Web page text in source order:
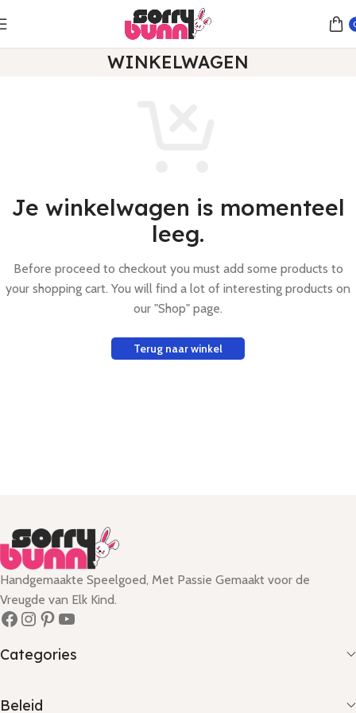
WINKELWAGEN
Je winkelwagen is momenteel
leeg.
Before proceed to checkout you must add some products to
your shopping cart. You will find a lot of interesting products on
our "Shop" page.
Terug naar winkel
Handgemaakte Speelgoed, Met Passie Gemaakt voor de
Vreugde van Elk Kind.
Categories
Beleid